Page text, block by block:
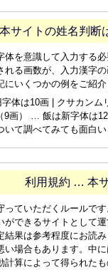
本サイトの姓名判断
を意識して入力する
る画数が、入力漢字
いくつかの例をご紹介
体は10画 | クサカン
9画） … 飯は新字体は
て調べてみても面白
利用規約 … 本
ていただくルールです
ができるサイトとし
果は参考程度にお読み
場合もあります。中
算によって得られたも